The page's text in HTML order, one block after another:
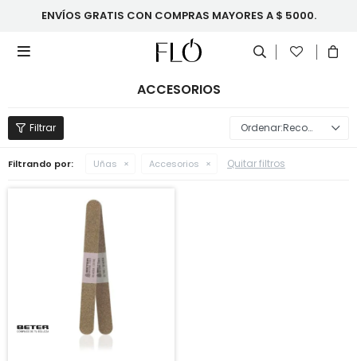
ENVÍOS GRATIS CON COMPRAS MAYORES A $ 5000.

ACCESORIOS
Recomendados
Filtrando por: Uñas Accesorios Quitar filtros